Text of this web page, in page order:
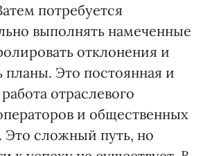
потребуется
выполнять намеченные
отклонения и
планы. Это постоянная и
отраслевого
и общественных
Это сложный путь, но